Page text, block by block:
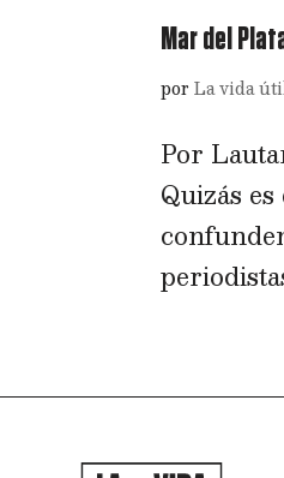
Mar del
porLa vida
Por
Quizás